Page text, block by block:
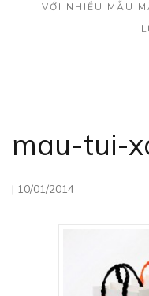
VỚI NHIỀU MẪU
mau-tui-
| 10/01/2014